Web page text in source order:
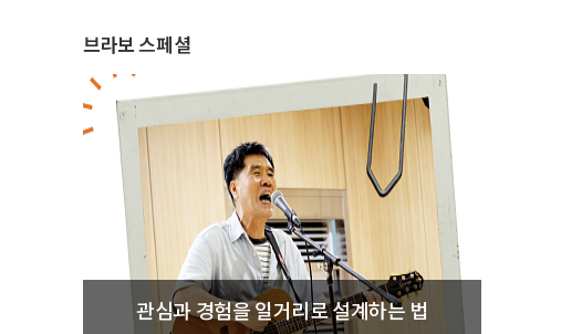
브라보 스페셜
관심과 경험을 일거리로 설계하는 법